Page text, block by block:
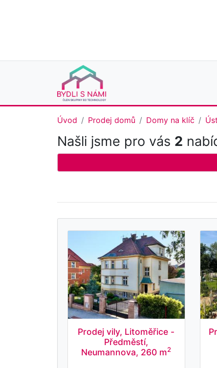
Úvod Prodej domů Domy na klíč
Našli jsme pro vás 2
Prodej vily, Litoměřice -
Předměstí,
Neumannova, 260 m2